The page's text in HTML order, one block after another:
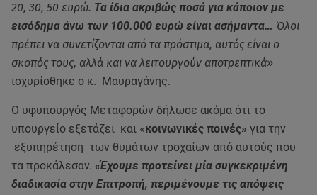
20, 30, 50 ευρώ. Τα ίδια ακριβώς ποσά για κάποιον με
εισόδημα άνω των 100.000 ευρώ είναι ασήμαντα… Όλοι
πρέπει να συνετίζονται από τα πρόστιμα, αυτός είναι ο
σκοπός τους, αλλά και να λειτουργούν αποτρεπτικά»
ισχυρίσθηκε ο κ. Μαυραγάνης.
Ο υφυπουργός Μεταφορών δήλωσε ακόμα ότι το
υπουργείο εξετάζει και «κοινωνικές ποινές» για την
εξυπηρέτηση των θυμάτων τροχαίων από αυτούς που
τα προκάλεσαν. «Έχουμε προτείνει μία συγκεκριμένη
διαδικασία στην Επιτροπή, περιμένουμε τις απόψεις